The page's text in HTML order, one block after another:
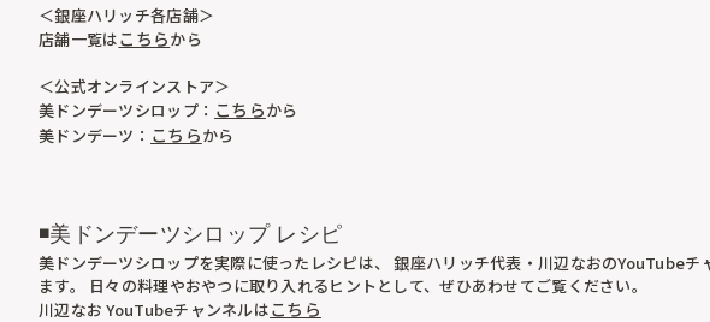
＜銀座ハリッチ各店舗＞
店舗一覧はこちらから
＜公式オンラインストア＞
美ドンデーツシロップ： こちらから
美ドンデーツ： こちらから
◾️美ドンデーツシロップ レシピ
美ドンデーツシロップを実際に使ったレシピは、 銀座ハリッチ代表・川辺なおのYouTubeチ
ます。 日々の料理やおやつに取り入れるヒントとして、ぜひあわせてご覧ください。
川辺なお YouTubeチャンネルはこちら